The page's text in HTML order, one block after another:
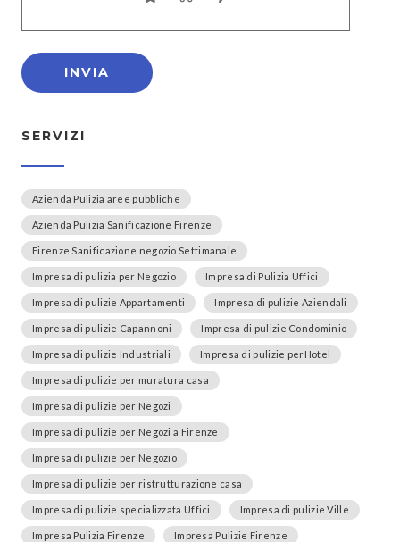
SERVIZI
Azienda Pulizia aree pubbliche
Azienda Pulizia Sanificazione Firenze
Firenze Sanificazione negozio Settimanale
Impresa di pulizia per Negozio Impresa di Pulizia Uffici
Impresa di pulizie Appartamenti Impresa di pulizie Aziendali
Impresa di pulizie Capannoni Impresa di pulizie Condominio
Impresa di pulizie Industriali Impresa di pulizie perHotel
Impresa di pulizie per muratura casa
Impresa di pulizie per Negozi
Impresa di pulizie per Negozi a Firenze
Impresa di pulizie per Negozio
Impresa di pulizie per ristrutturazione casa
Impresa di pulizie specializzata Uffici Impresa di pulizie Ville
Impresa Pulizia Firenze Impresa Pulizie Firenze